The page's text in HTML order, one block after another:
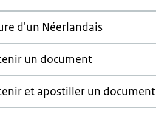
d'un Néerlandais
un document
et apostiller un document